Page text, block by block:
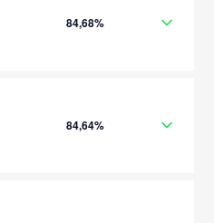
84,68%
84,64%